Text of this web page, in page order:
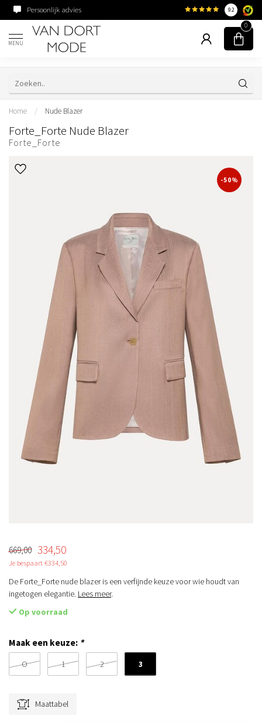
Persoonlijk advies Familiebedrijf sinds
9.2
MENU
0
Home / Nude Blazer
Forte_Forte Nude Blazer
Forte_Forte
-50%
669,00 334,50
Je bespaart €334,50
De Forte_Forte nude blazer is een verfijnde keuze voor wie houdt van
ingetogen elegantie. Lees meer.
Op voorraad
Maak een keuze: *
O 1 2 3
Maattabel